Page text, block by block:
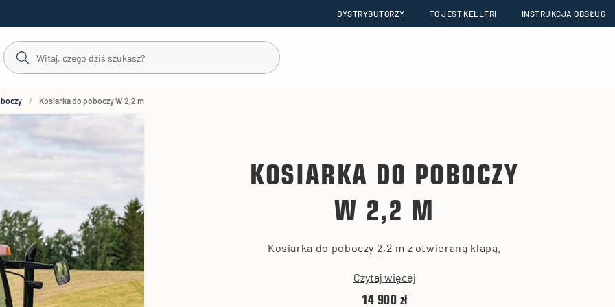
DYSTRYBUTORZY TO JEST KELLFRI INSTRUKCJA OBSŁUG
Kosiarka do poboczy W 2,2 m
KOSIARKA DO POBOCZY
W 2,2 M
Kosiarka do poboczy 2,2 m z otwieraną klapą.
Czytaj więcej
14 900 zł